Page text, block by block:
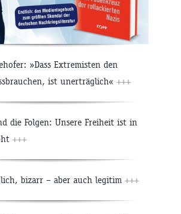
»Dass Extremisten den
ist unerträglich« +++
die Folgen: Unsere Freiheit ist in
+++
bizarr – aber auch legitim +++